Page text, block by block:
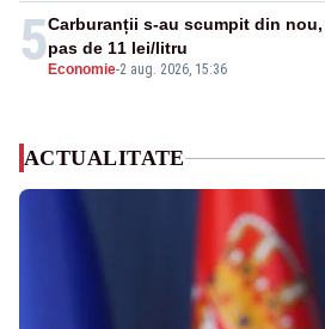
5 Economie-2 aug. 2026, 15:36
Carburanții s-au scumpit din
pas de 11 lei/litru
ACTUALITATE